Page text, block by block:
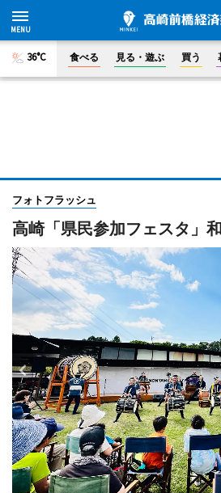
36°C 食べる 見る・遊ぶ 買う
フォトフラッシュ
高崎「県民参加フェスタ」